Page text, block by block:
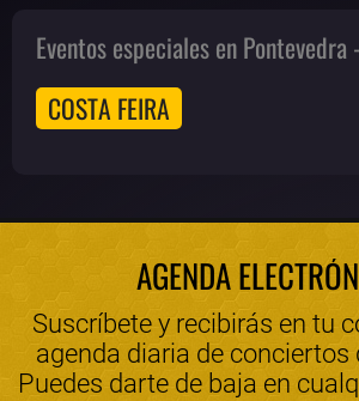
Eventos especiales en Pontevedra
COSTA FEIRA
AGENDA
Suscríbete y recibirás en tu
agenda diaria de conciertos
Puedes darte de baja en